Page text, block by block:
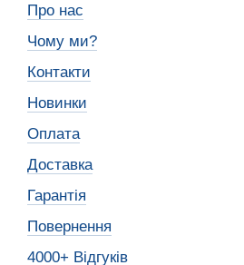
Про нас
Чому ми?
Контакти
Новинки
Оплата
Доставка
Гарантія
Повернення
4000+ Відгуків